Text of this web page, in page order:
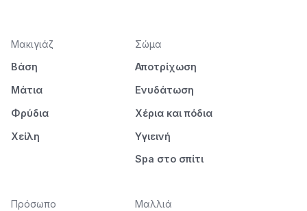
Μακιγιάζ
Βάση
Μάτια
Φρύδια
Χείλη
Σώμα
Αποτρίχωση
Ενυδάτωση
Χέρια και πόδια
Υγιεινή
Spa στο σπίτι
Πρόσωπο
Μαλλιά